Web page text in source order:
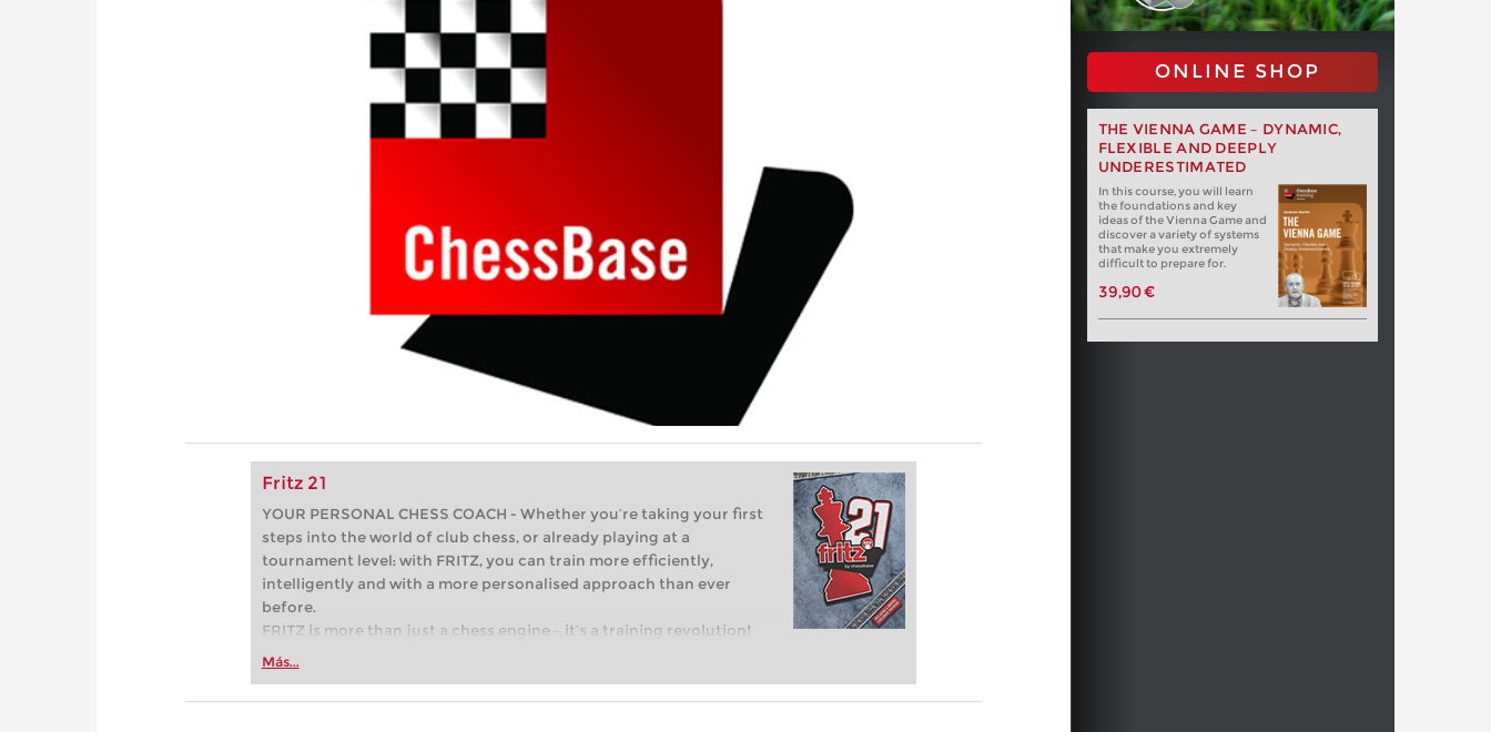
Fritz 21
YOUR PERSONAL CHESS COACH - Whether you’re taking your first
steps into the world of club chess, or already playing at a
tournament level: with FRITZ, you can train more efficiently,
intelligently and with a more personalised approach than ever
before.
FRITZ is more than just a chess engine – it’s a training revolution!
Whether you’re taking your first steps into the world of club chess,
more efficiently, intelligently and with a more personalised
Más...
ONLINE SHOP
THE VIENNA GAME – DYNAMIC,
FLEXIBLE AND DEEPLY
UNDERESTIMATED
In this course, you will learn
the foundations and key
ideas of the Vienna Game and
discover a variety of systems
that make you extremely
difficult to prepare for.
39,90 €